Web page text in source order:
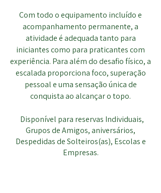
Com todo o equipamento incluído e
acompanhamento permanente, a
atividade é adequada tanto para
iniciantes como para praticantes com
experiência. Para além do desafio físico, a
escalada proporciona foco, superação
pessoal e uma sensação única de
conquista ao alcançar o topo.
Disponível para reservas Individuais,
Grupos de Amigos, aniversários,
Despedidas de Solteiros(as), Escolas e
Empresas.